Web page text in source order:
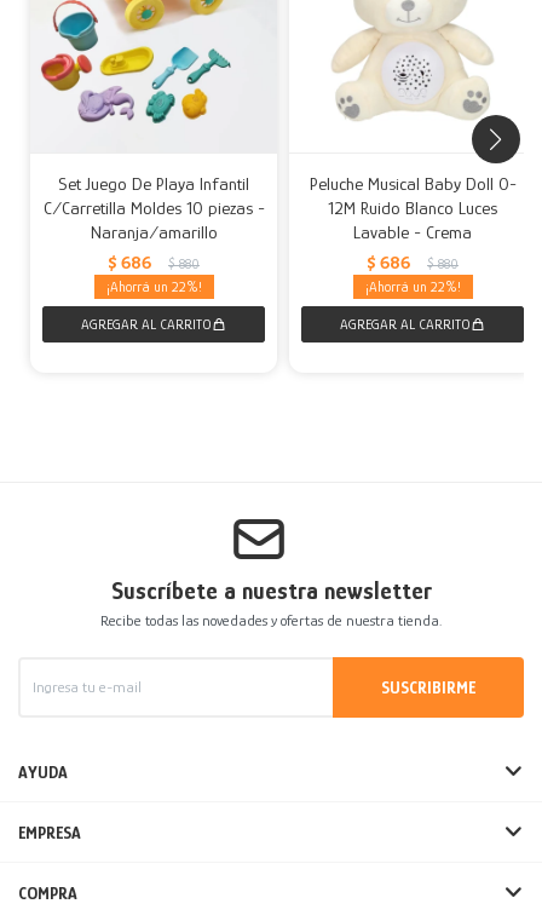
Set Juego De Playa Infantil
C/Carretilla Moldes 10 piezas -
Naranja/amarillo
$ 686 $ 880
22
Peluche Musical Baby Doll 0-
12M Ruido Blanco Luces
Lavable - Crema
$ 686 $ 880
22
Suscríbete a nuestra newsletter
Recibe todas las novedades y ofertas de nuestra tienda.
SUSCRIBIRME
AYUDA
EMPRESA
COMPRA